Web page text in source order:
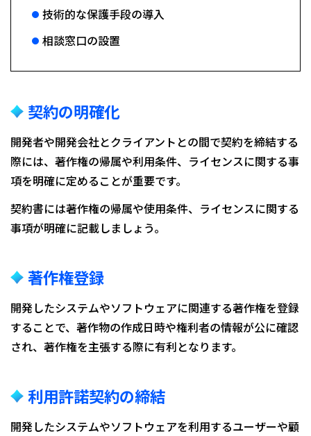
技術的な保護手段の導入
相談窓口の設置
契約の明確化
開発者や開発会社とクライアントとの間で契約を締結する
際には、著作権の帰属や利用条件、ライセンスに関する事
項を明確に定めることが重要です。
契約書には著作権の帰属や使用条件、ライセンスに関する
事項が明確に記載しましょう。
著作権登録
開発したシステムやソフトウェアに関連する著作権を登録
することで、著作物の作成日時や権利者の情報が公に確認
され、著作権を主張する際に有利となります。
利用許諾契約の締結
開発したシステムやソフトウェアを利用するユーザーや顧